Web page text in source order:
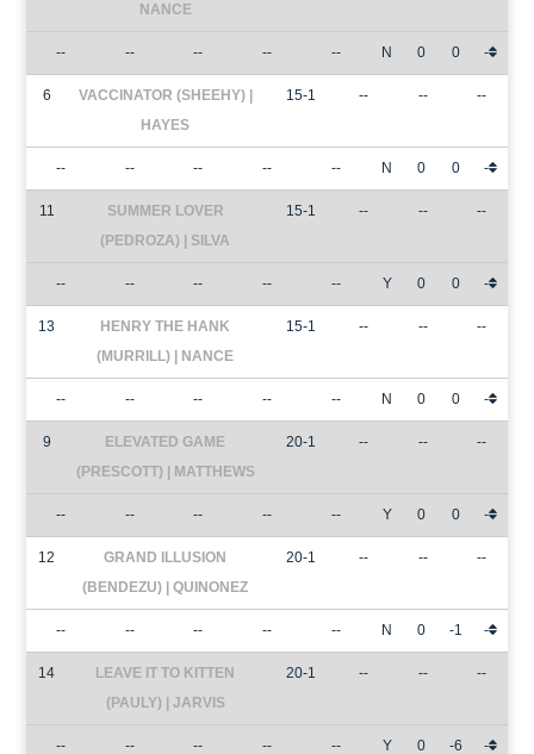
NANCE
-- -- -- -- -- N 0 0 -
6
VACCINATOR (SHEEHY) |
HAYES
15-1 -- -- --
-- -- -- -- -- N 0 0 -
11
SUMMER LOVER
(PEDROZA) | SILVA
15-1 -- -- --
-- -- -- -- -- Y 0 0 -
13
HENRY THE HANK
(MURRILL) | NANCE
15-1 -- -- --
-- -- -- -- -- N 0 0 -
9
ELEVATED GAME
(PRESCOTT) | MATTHEWS
20-1 -- -- --
-- -- -- -- -- Y 0 0 -
12
GRAND ILLUSION
(BENDEZU) | QUINONEZ
20-1 -- -- --
-- -- -- -- -- N 0 -1 -
14
LEAVE IT TO KITTEN
(PAULY) | JARVIS
20-1 -- -- --
-- -- -- -- -- Y 0 -6 -